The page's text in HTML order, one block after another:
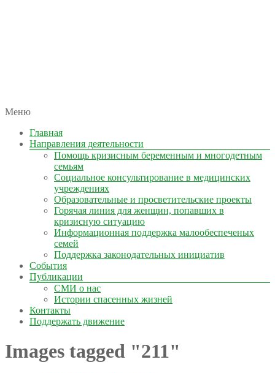
КОЛЫМА — ЗА ЖИЗНЬ
автономная некоммерческая организация
Меню
Главная
Направления деятельности
Помощь кризисным беременным и многодетным
семьям
Социальное консультирование в медицинских
учреждениях
Образовательные и просветительские проекты
Горячая линия для женщин, попавших в
кризисную ситуацию
Информационная поддержка малообеспеченых
семей
Поддержка законодательных инициатив
События
Публикации
СМИ о нас
Истории спасенных жизней
Контакты
Поддержать движение
Images tagged "211"